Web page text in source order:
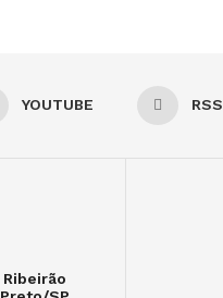
YOUTUBE RSS
Ribeirão